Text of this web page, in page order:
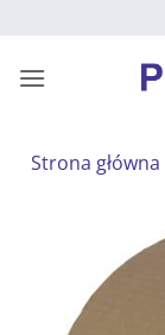
zawartości
Strona główna